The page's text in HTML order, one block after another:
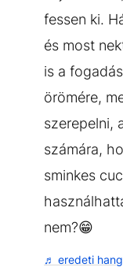
fessen ki.
és most
is a
örömére,
szerepelni,
számára,
sminkes
nem?😁
♬ eredeti